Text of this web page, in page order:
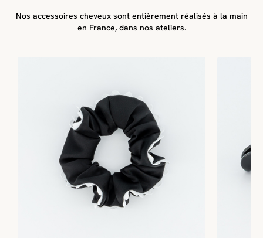
Nos accessoires cheveux sont entièrement réalisés à la main
en France, dans nos ateliers.